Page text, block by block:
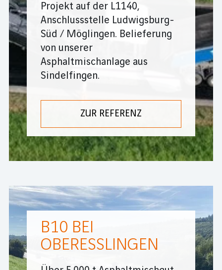
Projekt auf der L1140,
Anschlussstelle Ludwigsburg-
Süd / Möglingen. Belieferung
von unserer
Asphaltmischanlage aus
Sindelfingen.
ZUR REFERENZ
B10 BEI
OBERESSLINGEN